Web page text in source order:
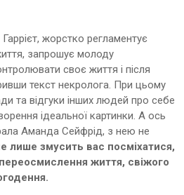
жорстко регламентує
запрошує молоду
своє життя і після
текст некролога. При цьому
та відгуки інших людей про себе
ідеальної картинки. А ось
Аманда Сейфрід, з нею не
лише змусить вас посміхатися,
життя, свіжого